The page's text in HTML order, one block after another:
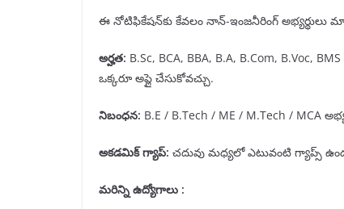
ఈ నోటిఫికేషన్‌కు కేవలం నాన్-ఇంజనీరింగ్ అభ్యర్థులు
అర్హత: B.Sc, BCA, BBA, B.A, B.Com, B.Voc,
ఒక్కరూ అప్లై చేసుకోవచ్చు.
నిబంధన: B.E / B.Tech / ME / M.Tech / MCA
అకడమిక్ గ్యాప్: చదువు మధ్యలో ఎటువంటి గ్యాప్స్
మరిన్ని ఉద్యోగాలు :